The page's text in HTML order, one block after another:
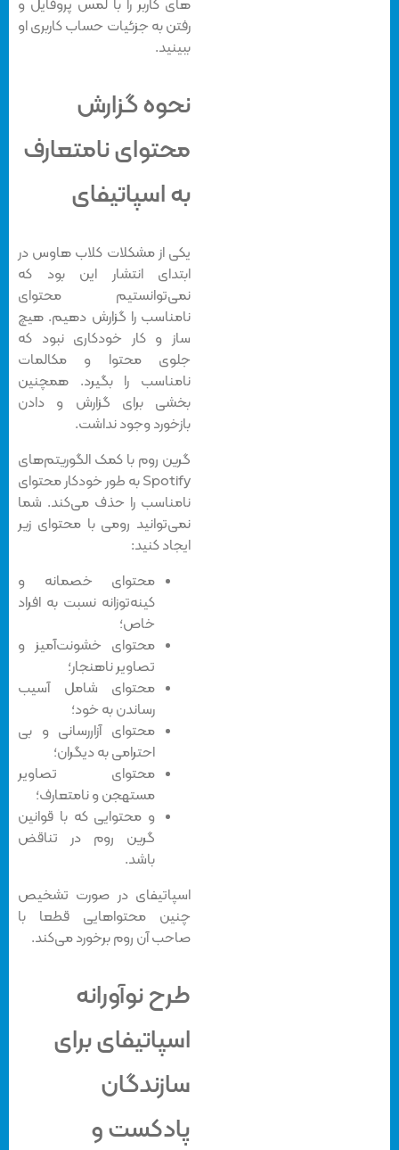
های کاربر را با لمس پروفایل و
رفتن به جزئیات حساب کاربری او
ببینید.
نحوه گزارش
محتوای نامتعارف
به اسپاتیفای
یکی از مشکلات کلاب هاوس در
ابتدای انتشار این بود که
نمی‌توانستیم محتوای
نامناسب را گزارش دهیم. هیچ
ساز و کار خودکاری نبود که
جلوی محتوا و مکالمات
نامناسب را بگیرد. همچنین
بخشی برای گزارش و دادن
بازخورد وجود نداشت.
گرین روم با کمک الگوریتم‌های
Spotify به طور خودکار محتوای
نامناسب را حذف می‌کند. شما
نمی‌توانید رومی با محتوای زیر
ایجاد کنید:
محتوای خصمانه و
کینه‌توزانه نسبت به افراد
خاص؛
محتوای خشونت‌آمیز و
تصاویر ناهنجار؛
محتوای شامل آسیب
رساندن به خود؛
محتوای آزاررسانی و بی
احترامی به دیگران؛
محتوای تصاویر
مستهجن و نامتعارف؛
و محتوایی که با قوانین
گرین روم در تناقض
باشد.
اسپاتیفای در صورت تشخیص
چنین محتواهایی قطعا با
صاحب آن روم برخورد می‌کند.
طرح نوآورانه
اسپاتیفای برای
سازندگان
پادکست و